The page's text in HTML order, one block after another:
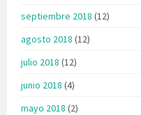
septiembre 2018 (12)
agosto 2018 (12)
julio 2018 (12)
junio 2018 (4)
mayo 2018 (2)